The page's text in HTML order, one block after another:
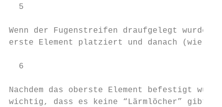
  5
Wenn der Fugenstreifen draufgelegt wurde,
erste Element platziert und danach (wie
  6
Nachdem das oberste Element befestigt
wichtig, dass es keine “Lärmlöcher” gibt,